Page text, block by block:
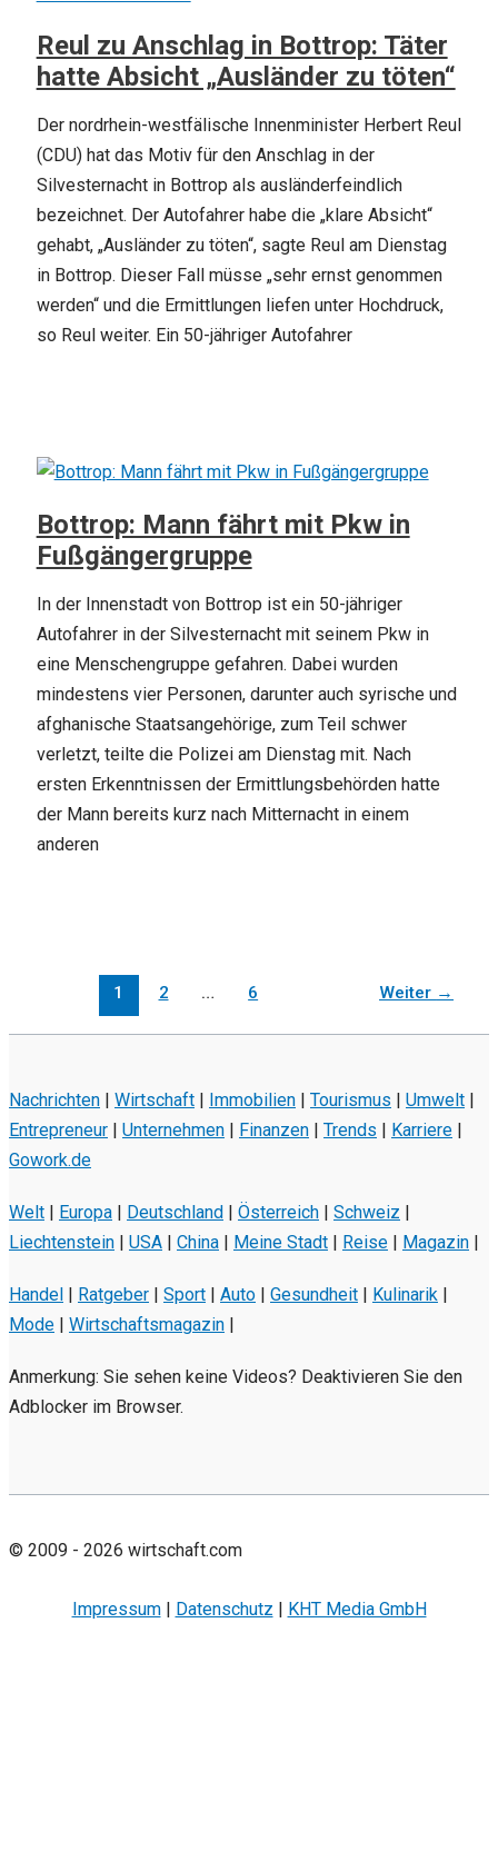
Reul zu Anschlag in Bottrop: Täter
hatte Absicht „Ausländer zu töten“
Der nordrhein-westfälische Innenminister Herbert Reul
(CDU) hat das Motiv für den Anschlag in der
Silvesternacht in Bottrop als ausländerfeindlich
bezeichnet. Der Autofahrer habe die „klare Absicht“
gehabt, „Ausländer zu töten“, sagte Reul am Dienstag
in Bottrop. Dieser Fall müsse „sehr ernst genommen
werden“ und die Ermittlungen liefen unter Hochdruck,
so Reul weiter. Ein 50-jähriger Autofahrer
Bottrop: Mann fährt mit Pkw in
Fußgängergruppe
In der Innenstadt von Bottrop ist ein 50-jähriger
Autofahrer in der Silvesternacht mit seinem Pkw in
eine Menschengruppe gefahren. Dabei wurden
mindestens vier Personen, darunter auch syrische und
afghanische Staatsangehörige, zum Teil schwer
verletzt, teilte die Polizei am Dienstag mit. Nach
ersten Erkenntnissen der Ermittlungsbehörden hatte
der Mann bereits kurz nach Mitternacht in einem
anderen
1 2 … 6 Weiter →
Nachrichten | Wirtschaft | Immobilien | Tourismus | Umwelt |
Entrepreneur | Unternehmen | Finanzen | Trends | Karriere |
Gowork.de
Welt | Europa | Deutschland | Österreich | Schweiz |
Liechtenstein | USA | China | Meine Stadt | Reise | Magazin |
Handel | Ratgeber | Sport | Auto | Gesundheit | Kulinarik |
Mode | Wirtschaftsmagazin |
Anmerkung: Sie sehen keine Videos? Deaktivieren Sie den
Adblocker im Browser.
© 2009 - 2026 wirtschaft.com
Impressum| Datenschutz | KHT Media GmbH